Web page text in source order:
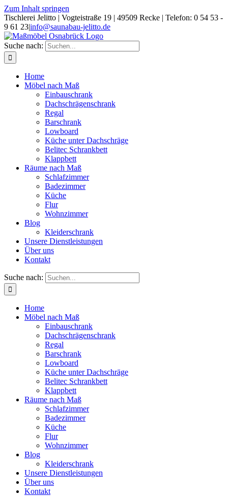
Zum Inhalt springen
Tischlerei Jelitto | Vogteistraße 19 | 49509 Recke | Telefon: 0 54 53 -
9 61 23|info@saunabau-jelitto.de
Suche nach:
Home
Möbel nach Maß
Einbauschrank
Dachschrägenschrank
Regal
Barschrank
Lowboard
Küche unter Dachschräge
Belitec Schrankbett
Klappbett
Räume nach Maß
Schlafzimmer
Badezimmer
Küche
Flur
Wohnzimmer
Blog
Kleiderschrank
Unsere Dienstleistungen
Über uns
Kontakt
Suche nach:
Home
Möbel nach Maß
Einbauschrank
Dachschrägenschrank
Regal
Barschrank
Lowboard
Küche unter Dachschräge
Belitec Schrankbett
Klappbett
Räume nach Maß
Schlafzimmer
Badezimmer
Küche
Flur
Wohnzimmer
Blog
Kleiderschrank
Unsere Dienstleistungen
Über uns
Kontakt